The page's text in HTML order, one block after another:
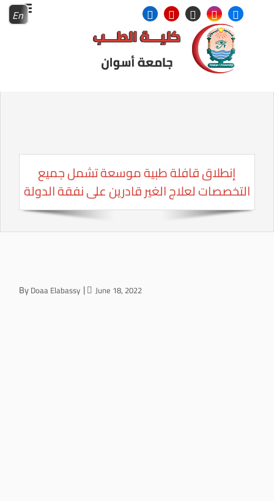
En
إنطلاق قافلة طبية موسعة تشمل جميع
التخصصات لعلاج الغير قادرين على نفقة الدولة
ByDoaa Elabassy June 18, 2022